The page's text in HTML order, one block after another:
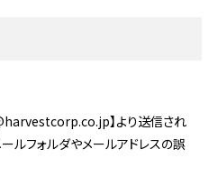
】より送信され
ルフォルダやメールアドレスの誤